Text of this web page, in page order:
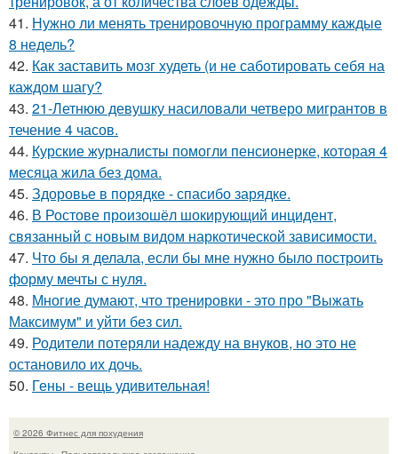
41. Нужно ли менять тренировочную программу каждые
8 недель?
42. Как заставить мозг худеть (и не саботировать себя на
каждом шагу?
43. 21-Летнюю девушку насиловали четверо мигрантов в
течение 4 часов.
44. Курские журналисты помогли пенсионерке, которая 4
месяца жила без дома.
45. Здоровье в порядке - спасибо зарядке.
46. В Ростове произошёл шокирующий инцидент,
связанный с новым видом наркотической зависимости.
47. Что бы я делала, если бы мне нужно было построить
форму мечты с нуля.
48. Многие думают, что тренировки - это про "Выжать
Максимум" и уйти без сил.
49. Родители потеряли надежду на внуков, но это не
остановило их дочь.
50. Гены - вещь удивительная!
© 2026 Фитнес для похудения